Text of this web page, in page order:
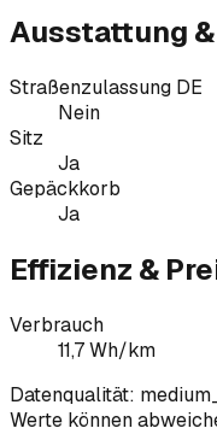
Ausstattung
Straßenzulassung DE
Nein
Sitz
Ja
Gepäckkorb
Ja
Effizienz &
Verbrauch
11,7 Wh/km
Datenqualität:
Werte können